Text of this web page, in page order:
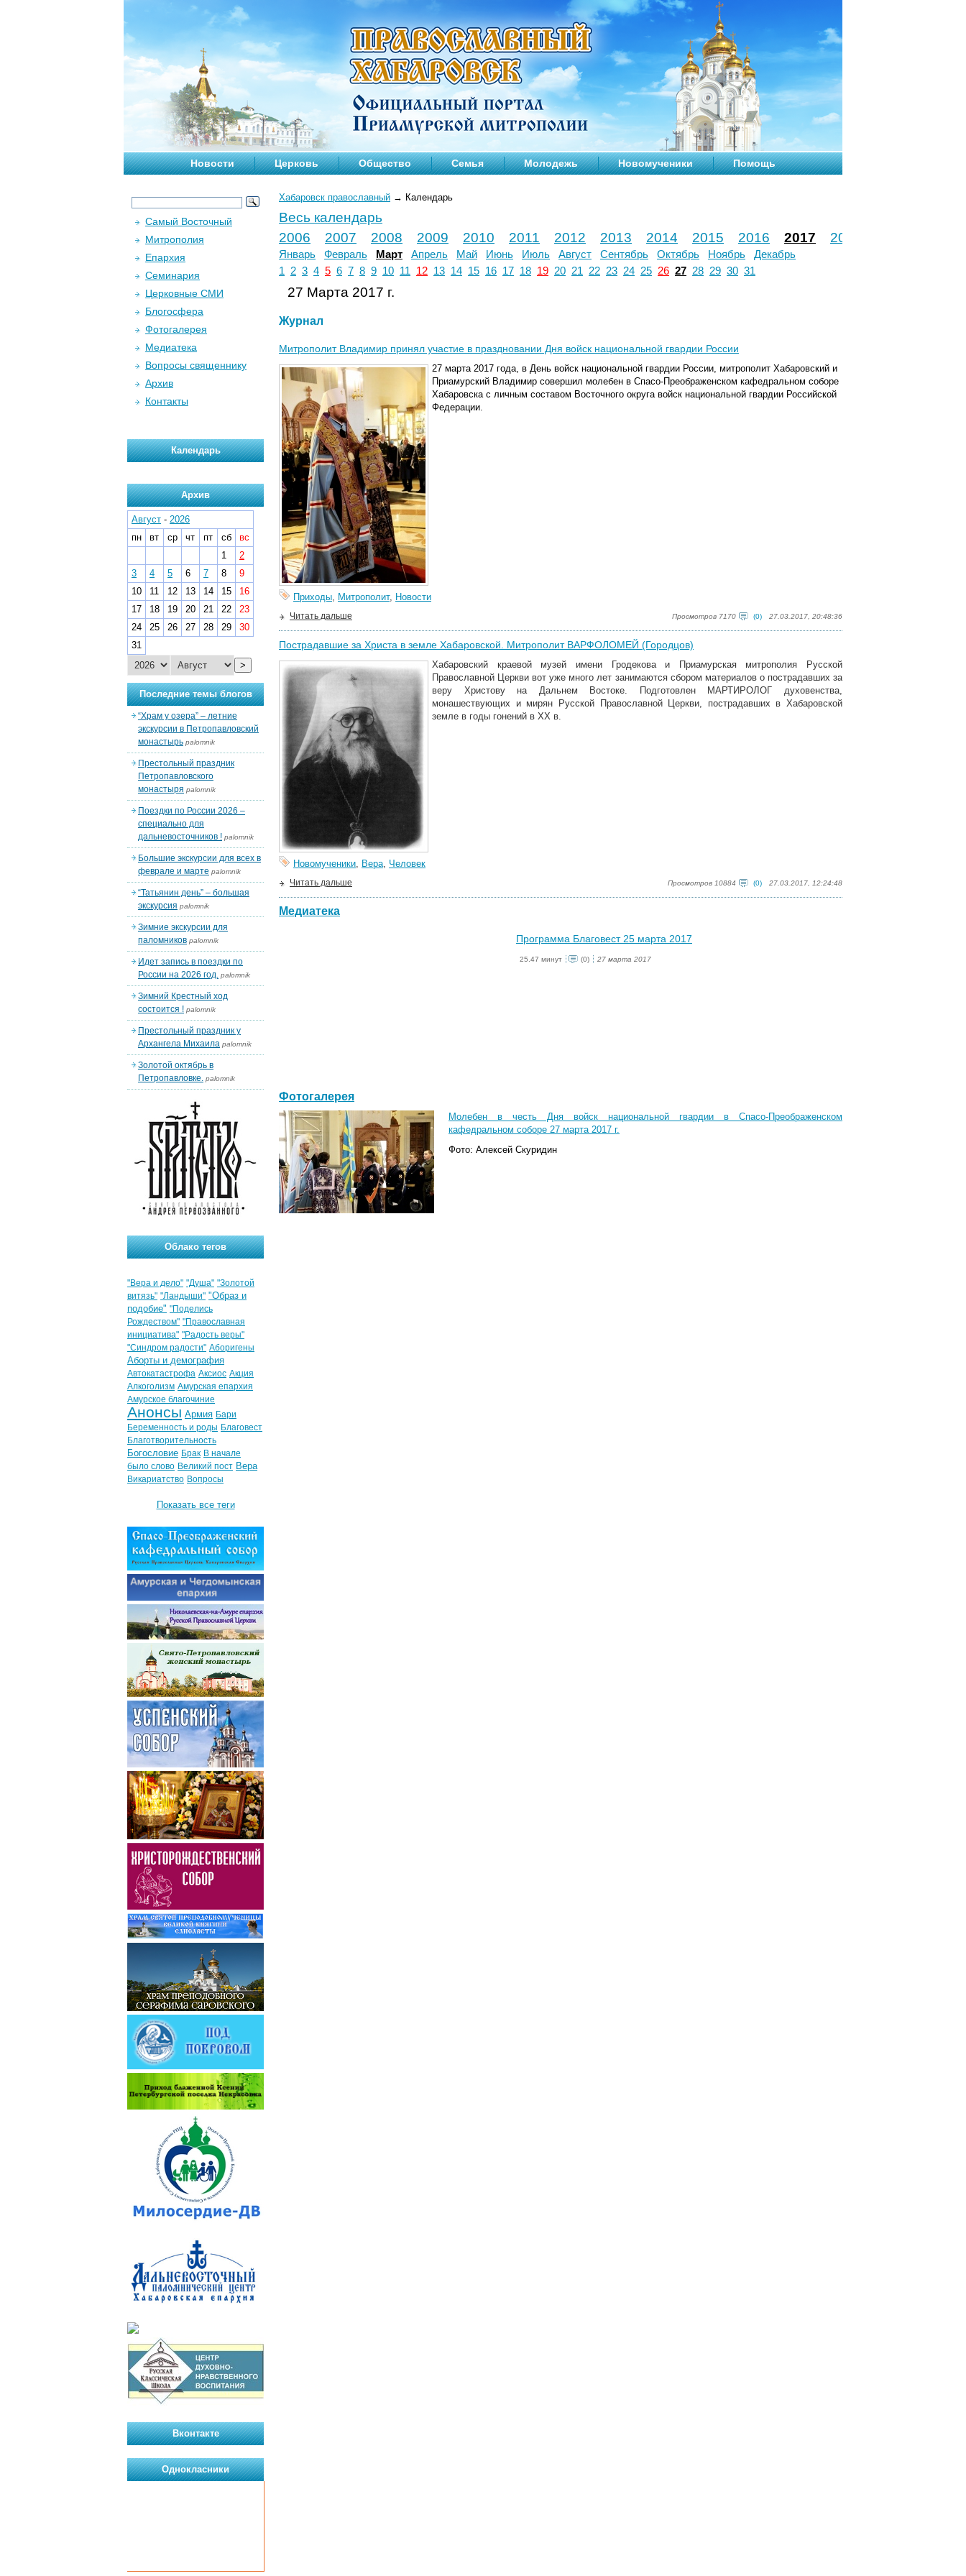
Новости Церковь Общество Семья Молодежь Новомученики Помощь
Хабаровск православный → Календарь
Весь календарь
2006
2007 2008 2009 2010 2011 2012 2013 2014 2015 2016 2017 2018
Январь Февраль Март Апрель Май Июнь Июль Август Сентябрь Октябрь Ноябрь
Декабрь
1
2 3 4 5 6 7 8 9 10 11 12 13 14 15 16 17 18 19 20 21 22 23 24 25 26 27 28 29 30 31
27 Марта 2017 г.
Журнал
Митрополит Владимир принял участие в праздновании Дня войск национальной гвардии России
27 марта 2017 года, в День войск национальной гвардии России, митрополит Хабаровский и
Приамурский Владимир совершил молебен в Спасо-Преображенском кафедральном соборе
Хабаровска с личным составом Восточного округа войск национальной гвардии Российской
Федерации.
Приходы, Митрополит, Новости
Просмотров 7170 (0) 27.03.2017, 20:48:36
Читать дальше
Пострадавшие за Христа в земле Хабаровской. Митрополит ВАРФОЛОМЕЙ (Городцов)
Хабаровский краевой музей имени Гродекова и Приамурская митрополия Русской
Православной Церкви вот уже много лет занимаются сбором материалов о пострадавших за
веру Христову на Дальнем Востоке. Подготовлен МАРТИРОЛОГ духовенства,
монашествующих и мирян Русской Православной Церкви, пострадавших в Хабаровской
земле в годы гонений в ХХ в.
Новомученики, Вера, Человек
Просмотров 10884 (0) 27.03.2017, 12:24:48
Читать дальше
Медиатека
Программа Благовест 25 марта 2017
25.47 минут (0) 27 марта 2017
Фотогалерея
Молебен в честь Дня войск национальной гвардии в Спасо-Преображенском
кафедральном соборе 27 марта 2017 г.
Фото: Алексей Скуридин
Самый Восточный
Митрополия
Епархия
Семинария
Церковные СМИ
Блогосфера
Фотогалерея
Медиатека
Вопросы священнику
Архив
Контакты
Календарь
Архив
Август - 2026
пн
вт ср чт пт сб
вс
1
2
3
4 5 6 7 8
9
10
11 12 13 14 15
16
17
18 19 20 21 22
23
24
25 26 27 28 29
30
31
>
Последние темы блогов
“Храм у озера” – летние
экскурсии в Петропавловский
монастырь palomnik
Престольный праздник
Петропавловского
монастыря palomnik
Поездки по России 2026 –
специально для
дальневосточников ! palomnik
Большие экскурсии для всех в
феврале и марте palomnik
“Татьянин день” – большая
экскурсия palomnik
Зимние экскурсии для
паломников palomnik
Идет запись в поездки по
России на 2026 год. palomnik
Зимний Крестный ход
состоится ! palomnik
Престольный праздник у
Архангела Михаила palomnik
Золотой октябрь в
Петропавловке. palomnik
Облако тегов
"Вера и дело" "Душа" "Золотой
витязь" "Ландыши" "Образ и
подобие" "Поделись
Рождеством" "Православная
инициатива" "Радость веры"
"Синдром радости" Аборигены
Аборты и демография
Автокатастрофа Аксиос Акция
Алкоголизм Амурская епархия
Амурское благочиние
Анонсы Армия Бари
Беременность и роды Благовест
Благотворительность
Богословие Брак В начале
было слово Великий пост Вера
Викариатство Вопросы
Показать все теги
Вконтакте
Однокласники